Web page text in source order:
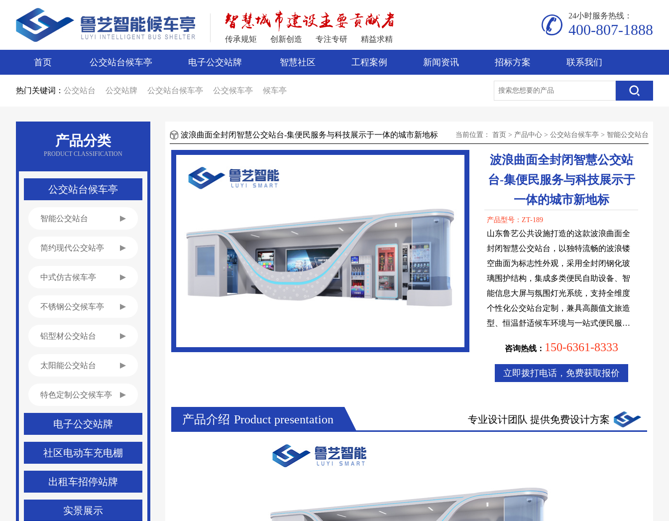
传承规矩 创新创造 专注专研 精益求精
24小时服务热线：
400-807-1888
首页 公交站台候车亭 电子公交站牌 智慧社区 工程案例 新闻资讯 招标方案 联系我们
热门关键词： 公交站台 公交站牌 公交站台候车亭 公交候车亭
候车亭
电子站牌厂家
公交站台厂家
候车亭图片
宿迁候车亭
宿迁公交站台
宿迁电子站牌
电子站牌设计
公交站台设计
新款候车亭
新款电子站牌 新型公交候车亭
新型候车亭
公交站台报价
不锈钢候车亭 仿古候车亭
制作候车亭
乡镇候车亭
公交站亭厂家 公交站候车亭
产品分类
PRODUCT CLASSIFICATION
公交站台候车亭
智能公交站台
简约现代公交站亭
中式仿古候车亭
不锈钢公交候车亭
铝型材公交站台
太阳能公交站台
特色定制公交候车亭
电子公交站牌
社区电动车充电棚
出租车招停站牌
实景展示
波浪曲面全封闭智慧公交站台-集便民服务与科技展示于一体的城市新地标 当前位置： 首页 > 产品中心 > 公交站台候车亭 > 智能公交站台
波浪曲面全封闭智慧公交站
台-集便民服务与科技展示于
一体的城市新地标
产品型号：ZT-189
山东鲁艺公共设施打造的这款波浪曲面全
封闭智慧公交站台，以独特流畅的波浪镂
空曲面为标志性外观，采用全封闭钢化玻
璃围护结构，集成多类便民自助设备、智
能信息大屏与氛围灯光系统，支持全维度
个性化公交站台定制，兼具高颜值文旅造
型、恒温舒适候车环境与一站式便民服务
创园区等高端场景落地。
咨询热线： 150-6361-8333
立即拨打电话，免费获取报价
产品介绍 Product presentation 专业设计团队 提供免费设计方案